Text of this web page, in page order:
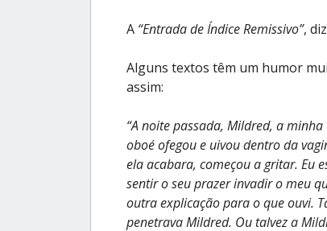
A “Entrada de Índice Remissivo”,
Alguns textos têm um humor
assim:
“A noite passada, Mildred, a
oboé ofegou e uivou dentro da
ela acabara, começou a gritar. Eu
sentir o seu prazer invadir o meu
outra explicação para o que ouvi.
penetrava Mildred. Ou talvez a